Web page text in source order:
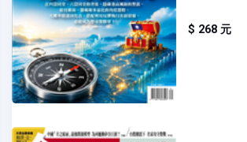
$ 268 元